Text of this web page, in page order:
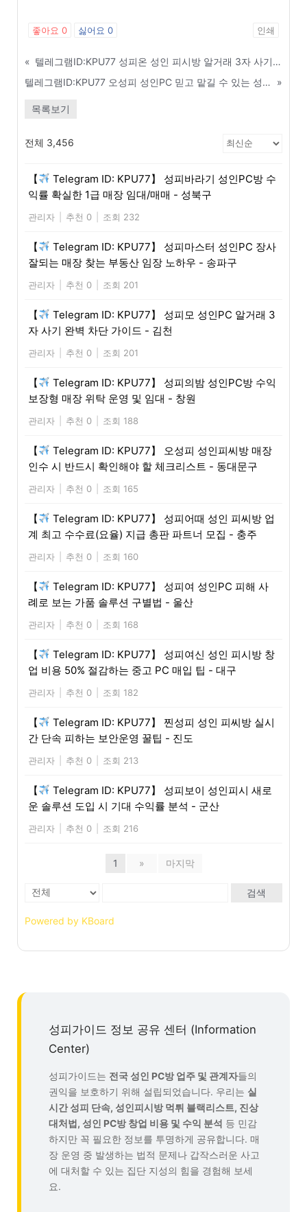
좋아요 0 싫어요 0 인쇄
«
텔레그램ID:KPU77 성피온 성인 피시방 알거래 3자 사기 완벽 차단 가이드 - 순천
텔레그램ID:KPU77 오성피 성인PC 믿고 맡길 수 있는 성실한 알바생 구하는 팁 - 군산
»
목록보기
전체 3,456
【
Telegram ID: KPU77】 성피바라기 성인PC방 수
익률 확실한 1급 매장 임대/매매 - 성북구
관리자 추천 0 조회 232
【
Telegram ID: KPU77】 성피마스터 성인PC 장사
잘되는 매장 찾는 부동산 임장 노하우 - 송파구
관리자 추천 0 조회 201
【
Telegram ID: KPU77】 성피모 성인PC 알거래 3
자 사기 완벽 차단 가이드 - 김천
관리자 추천 0 조회 201
【
Telegram ID: KPU77】 성피의밤 성인PC방 수익
보장형 매장 위탁 운영 및 임대 - 창원
관리자 추천 0 조회 188
【
Telegram ID: KPU77】 오성피 성인피씨방 매장
인수 시 반드시 확인해야 할 체크리스트 - 동대문구
관리자 추천 0 조회 165
【
Telegram ID: KPU77】 성피어때 성인 피씨방 업
계 최고 수수료(요율) 지급 총판 파트너 모집 - 충주
관리자 추천 0 조회 160
【
Telegram ID: KPU77】 성피여 성인PC 피해 사
례로 보는 가품 솔루션 구별법 - 울산
관리자 추천 0 조회 168
【
Telegram ID: KPU77】 성피여신 성인 피시방 창
업 비용 50% 절감하는 중고 PC 매입 팁 - 대구
관리자 추천 0 조회 182
【
Telegram ID: KPU77】 찐성피 성인 피씨방 실시
간 단속 피하는 보안운영 꿀팁 - 진도
관리자 추천 0 조회 213
【
Telegram ID: KPU77】 성피보이 성인피시 새로
운 솔루션 도입 시 기대 수익률 분석 - 군산
관리자 추천 0 조회 216
1 » 마지막
검색
Powered by KBoard
성피가이드 정보 공유 센터 (Information
Center)
성피가이드는 전국 성인 PC방 업주 및 관계자들의
권익을 보호하기 위해 설립되었습니다. 우리는 실
시간 성피 단속, 성인피시방 먹튀 블랙리스트, 진상
대처법, 성인 PC방 창업 비용 및 수익 분석 등 민감
하지만 꼭 필요한 정보를 투명하게 공유합니다. 매
장 운영 중 발생하는 법적 문제나 갑작스러운 사고
에 대처할 수 있는 집단 지성의 힘을 경험해 보세
요.